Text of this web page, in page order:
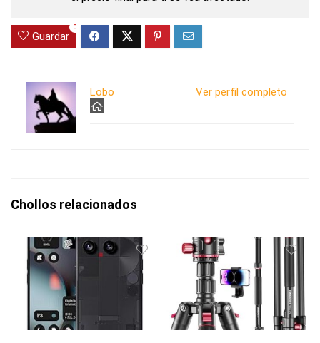
Guardar
0
Ver perfil completo
Lobo
Chollos relacionados